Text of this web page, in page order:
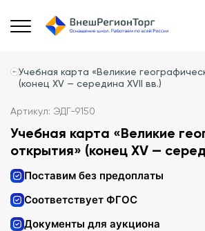
Учебная карта «Великие
(конец XV — середина XVII вв.)
Артикул: ЭДГ-9150
Учебная карта «Великие
открытия» (конец XV —
Поставим без предоплаты
Соответствует ФГОС
Документы для аукциона